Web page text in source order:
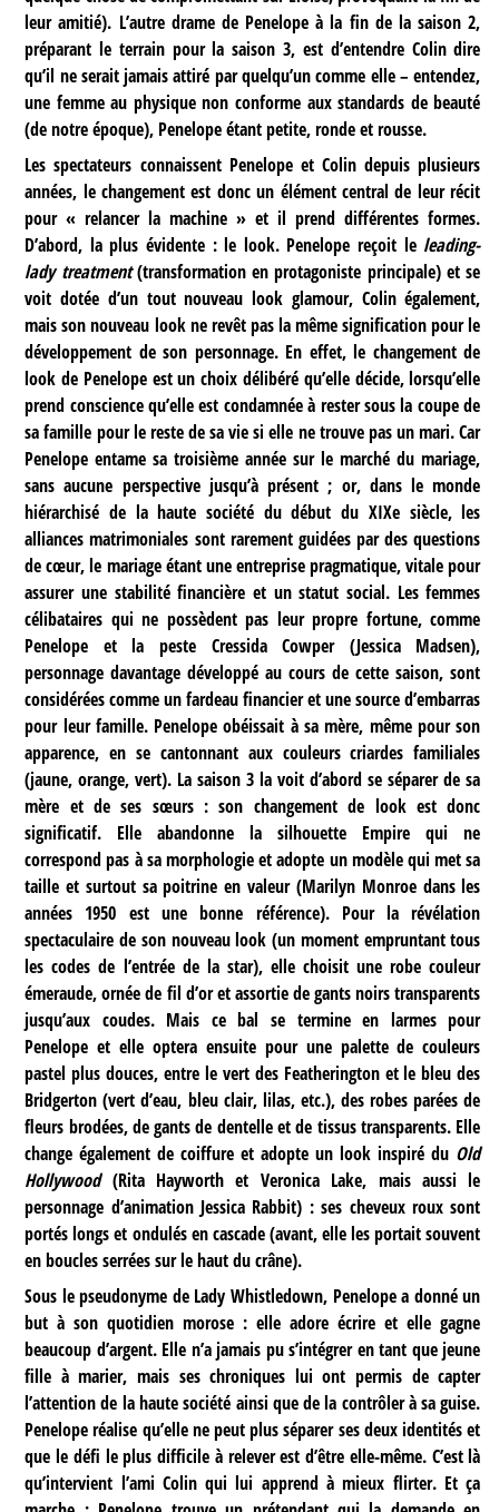
leur amitié). L’autre drame de Penelope à la fin de la saison 2,
préparant le terrain pour la saison 3, est d’entendre Colin dire
qu’il ne serait jamais attiré par quelqu’un comme elle – entendez,
une femme au physique non conforme aux standards de beauté
(de notre époque), Penelope étant petite, ronde et rousse.
Les spectateurs connaissent Penelope et Colin depuis plusieurs
années, le changement est donc un élément central de leur récit
pour « relancer la machine » et il prend différentes formes.
D’abord, la plus évidente : le look. Penelope reçoit le leading-
lady treatment(transformation en protagoniste principale) et se
voit dotée d’un tout nouveau look glamour, Colin également,
mais son nouveau look ne revêt pas la même signification pour le
développement de son personnage. En effet, le changement de
look de Penelope est un choix délibéré qu’elle décide, lorsqu’elle
prend conscience qu’elle est condamnée à rester sous la coupe de
sa famille pour le reste de sa vie si elle ne trouve pas un mari. Car
Penelope entame sa troisième année sur le marché du mariage,
sans aucune perspective jusqu’à présent ; or, dans le monde
hiérarchisé de la haute société du début du XIXe siècle, les
alliances matrimoniales sont rarement guidées par des questions
de cœur, le mariage étant une entreprise pragmatique, vitale pour
assurer une stabilité financière et un statut social. Les femmes
célibataires qui ne possèdent pas leur propre fortune, comme
Penelope et la peste Cressida Cowper (Jessica Madsen),
personnage davantage développé au cours de cette saison, sont
considérées comme un fardeau financier et une source d’embarras
pour leur famille. Penelope obéissait à sa mère, même pour son
apparence, en se cantonnant aux couleurs criardes familiales
(jaune, orange, vert). La saison 3 la voit d’abord se séparer de sa
mère et de ses sœurs : son changement de look est donc
significatif. Elle abandonne la silhouette Empire qui ne
correspond pas à sa morphologie et adopte un modèle qui met sa
taille et surtout sa poitrine en valeur (Marilyn Monroe dans les
années 1950 est une bonne référence). Pour la révélation
spectaculaire de son nouveau look (un moment empruntant tous
les codes de l’entrée de la star), elle choisit une robe couleur
émeraude, ornée de fil d’or et assortie de gants noirs transparents
jusqu’aux coudes. Mais ce bal se termine en larmes pour
Penelope et elle optera ensuite pour une palette de couleurs
pastel plus douces, entre le vert des Featherington et le bleu des
Bridgerton (vert d’eau, bleu clair, lilas, etc.), des robes parées de
fleurs brodées, de gants de dentelle et de tissus transparents. Elle
change également de coiffure et adopte un look inspiré du Old
Hollywood(Rita Hayworth et Veronica Lake, mais aussi le
personnage d’animation Jessica Rabbit) : ses cheveux roux sont
portés longs et ondulés en cascade (avant, elle les portait souvent
en boucles serrées sur le haut du crâne).
Sous le pseudonyme de Lady Whistledown, Penelope a donné un
but à son quotidien morose : elle adore écrire et elle gagne
beaucoup d’argent. Elle n’a jamais pu s’intégrer en tant que jeune
fille à marier, mais ses chroniques lui ont permis de capter
l’attention de la haute société ainsi que de la contrôler à sa guise.
Penelope réalise qu’elle ne peut plus séparer ses deux identités et
que le défi le plus difficile à relever est d’être elle-même. C’est là
qu’intervient l’ami Colin qui lui apprend à mieux flirter. Et ça